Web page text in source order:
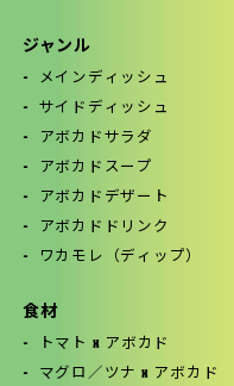
ジャンル
メインディッシュ
サイドディッシュ
アボカドサラダ
アボカドスープ
アボカドデザート
アボカドドリンク
ワカモレ（ディップ）
食材
トマト x アボカド
マグロ／ツナ x アボカド